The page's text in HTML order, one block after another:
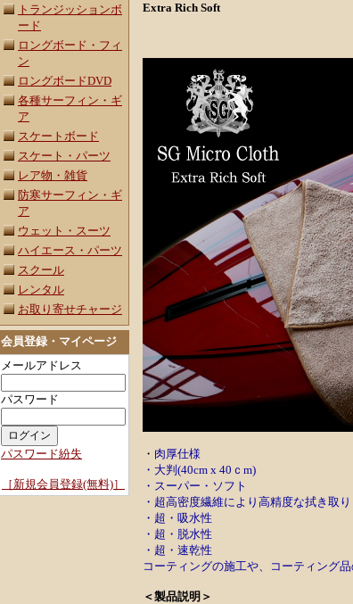
トランジッションボ
ード
ロングボード・フィ
ン
ロングボードDVD
各種サーフィン・ギ
ア
スケートボード
スケート・パーツ
レア物・雑貨
防寒サーフィン・ギ
ア
ウェット・スーツ
ハイエース・パーツ
スクール
レンタル
お取り寄せチャージ
会員登録・マイページ
メールアドレス
パスワード
パスワード紛失
［新規会員登録(無料)］
Extra Rich Soft
・ 肉厚仕様
・大判(40cm x 40ｃm)
・スーパー・ソフト
・超高密度繊維により高精度な拭き取り
・超・吸水性
・超・脱水性
・超・速乾性
コーティングの施工や、コーティング
＜製品説明＞